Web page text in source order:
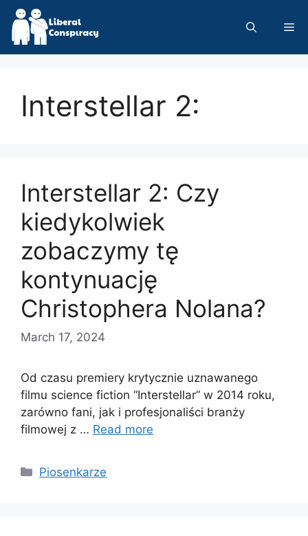
Skip
content
Interstellar 2:
Interstellar 2: Czy
kiedykolwiek
zobaczymy tę
kontynuację
Christophera Nolana?
March 17, 2024
Od czasu premiery krytycznie uznawanego
filmu science fiction “Interstellar” w 2014 roku,
zarówno fani, jak i profesjonaliści branży
filmowej z … Read more
Categories
Piosenkarze